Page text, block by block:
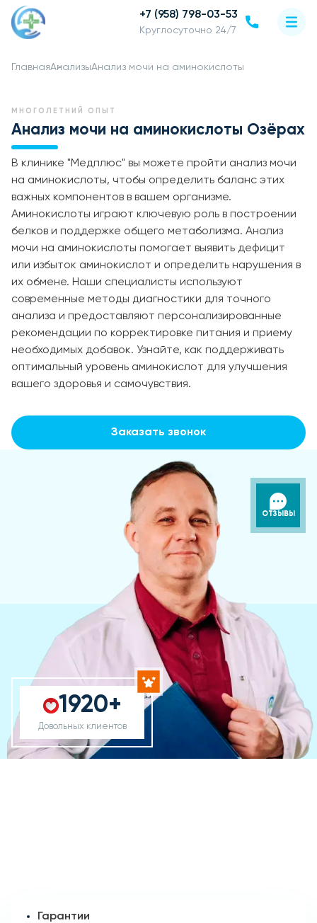
+7 (958) 798-03-53
Круглосуточно 24/7
ГлавнаяАнализыАнализ мочи на аминокислоты
МНОГОЛЕТНИЙ ОПЫТ
Анализ мочи на аминокислоты Озёрах
В клинике "Медплюс" вы можете пройти анализ мочи
на аминокислоты, чтобы определить баланс этих
важных компонентов в вашем организме.
Аминокислоты играют ключевую роль в построении
белков и поддержке общего метаболизма. Анализ
мочи на аминокислоты помогает выявить дефицит
или избыток аминокислот и определить нарушения в
их обмене. Наши специалисты используют
современные методы диагностики для точного
анализа и предоставляют персонализированные
рекомендации по корректировке питания и приему
необходимых добавок. Узнайте, как поддерживать
оптимальный уровень аминокислот для улучшения
вашего здоровья и самочувствия.
Заказать звонок
1920+
Довольных клиентов
ОТЗЫВЫ
Гарантии